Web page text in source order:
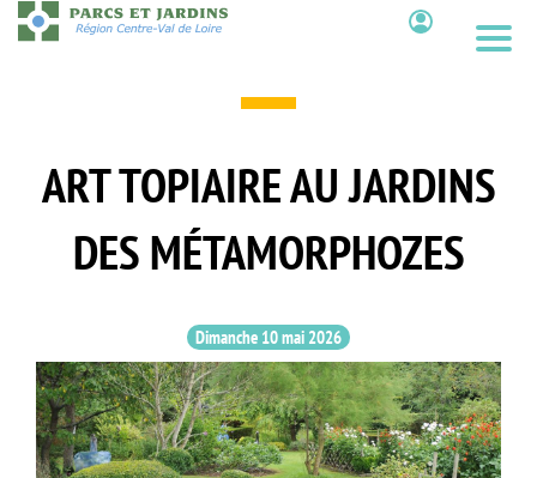
Aller
au
ART TOPIAIRE AU JARDINS
DES MÉTAMORPHOZES
Dimanche 10 mai 2026